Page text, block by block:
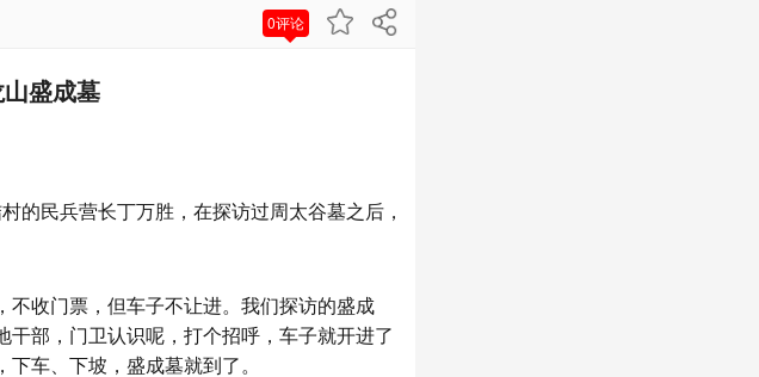
0评论
盛成墓
的民兵营长丁万胜，在探访过周太谷墓之后，
不收门票，但车子不让进。我们探访的盛成
部，门卫认识呢，打个招呼，车子就开进了
车、下坡，盛成墓就到了。